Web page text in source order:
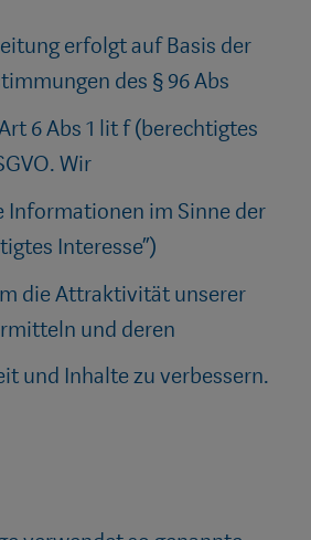
erfolgt auf Basis der
des § 96 Abs
6 Abs 1 lit f (berechtigtes
Wir
Informationen im Sinne der
Interesse“)
die Attraktivität unserer
und deren
und Inhalte zu verbessern.